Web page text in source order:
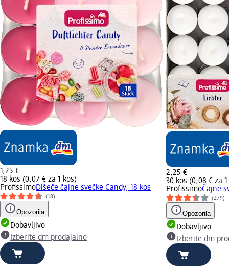
1,25 €
18 kos (0,07 € za 1 kos)
ProfissimoDišeče čajne svečke Candy, 18 kos
(18)
Opozorila
Dobavljivo
Izberite dm prodajalno
2,25 €
30 kos (0,08 € za
ProfissimoČajne
(279)
Opozorila
Dobavljivo
Izberite dm